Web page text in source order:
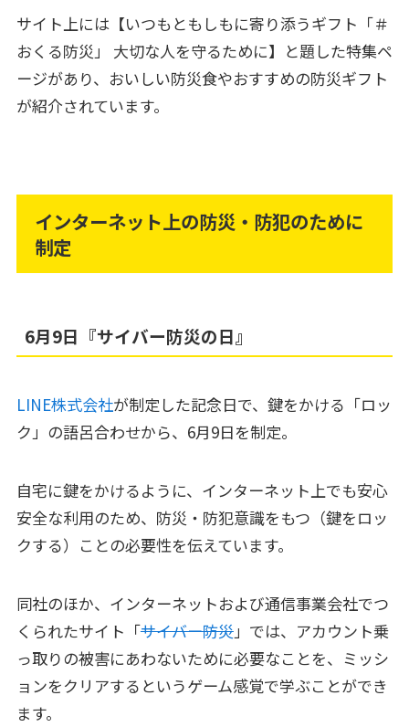
サイト上には【いつもともしもに寄り添うギフト「＃
おくる防災」 大切な人を守るために】と題した特集ペ
ージがあり、おいしい防災食やおすすめの防災ギフト
が紹介されています。
インターネット上の防災・防犯のために
制定
6月9日『サイバー防災の日』
LINE株式会社が制定した記念日で、鍵をかける「ロッ
ク」の語呂合わせから、6月9日を制定。
自宅に鍵をかけるように、インターネット上でも安心
安全な利用のため、防災・防犯意識をもつ（鍵をロッ
クする）ことの必要性を伝えています。
同社のほか、インターネットおよび通信事業会社でつ
くられたサイト「サイバー防災」では、アカウント乗
っ取りの被害にあわないために必要なことを、ミッシ
ョンをクリアするというゲーム感覚で学ぶことができ
ます。